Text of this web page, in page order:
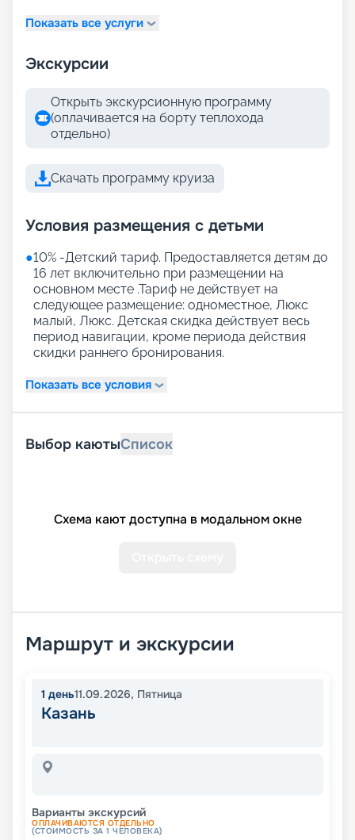
Показать все услуги
Экскурсии
Открыть экскурсионную программу
(оплачивается на борту теплохода
отдельно)
Скачать программу круиза
Условия размещения с детьми
●10% -Детский тариф. Предоставляется детям до
16 лет включительно при размещении на
основном месте .Тариф не действует на
следующее размещение: одноместное, Люкс
малый, Люкс. Детская скидка действует весь
период навигации, кроме периода действия
скидки раннего бронирования.
Показать все условия
Выбор каютыСписок
Схема кают доступна в модальном окне
Маршрут и экскурсии
1 день11.09.2026, Пятница
Казань
Варианты экскурсий
ОПЛАЧИВАЮТСЯ ОТДЕЛЬНО
(СТОИМОСТЬ ЗА 1 ЧЕЛОВЕКА)